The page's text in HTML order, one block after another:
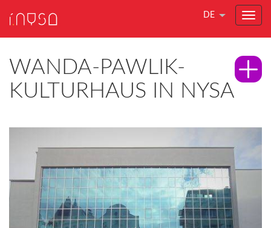
DE
WANDA-PAWLIK-
KULTURHAUS IN NYSA